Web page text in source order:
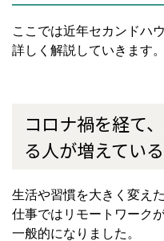
ここでは近年セカンドハ
詳しく解説していきます。
コロナ禍を経て
る人が増えてい
生活や習慣を大きく変え
仕事ではリモートワーク
一般的になりました。